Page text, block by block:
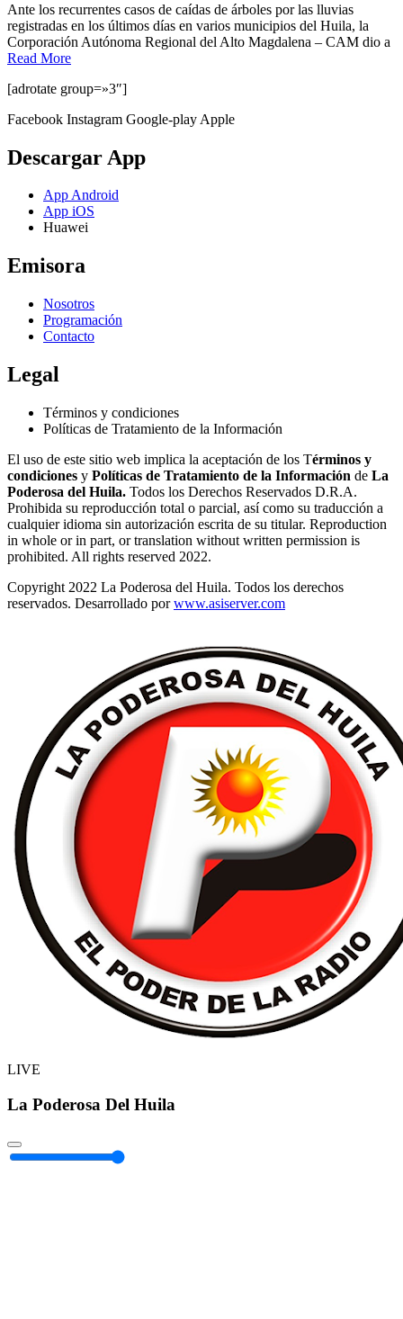
Ante los recurrentes casos de caídas de árboles por las lluvias
registradas en los últimos días en varios municipios del Huila, la
Corporación Autónoma Regional del Alto Magdalena – CAM dio a
Read More
[adrotate group=»3″]
Facebook Instagram Google-play Apple
Descargar App
App Android
App iOS
Huawei
Emisora
Nosotros
Programación
Contacto
Legal
Términos y condiciones
Políticas de Tratamiento de la Información
El uso de este sitio web implica la aceptación de los Términos y
condiciones y Políticas de Tratamiento de la Información de La
Poderosa del Huila. Todos los Derechos Reservados D.R.A.
Prohibida su reproducción total o parcial, así como su traducción a
cualquier idioma sin autorización escrita de su titular. Reproduction
in whole or in part, or translation without written permission is
prohibited. All rights reserved 2022.
Copyright 2022 La Poderosa del Huila. Todos los derechos
reservados. Desarrollado porwww.asiserver.com
LIVE
La Poderosa Del Huila